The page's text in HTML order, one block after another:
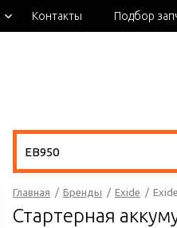
Контакты Подбор
Главная / Бренды / Exide /
Стартерная